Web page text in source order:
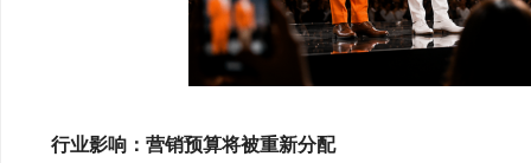
行业影响：营销预算将被重新分配